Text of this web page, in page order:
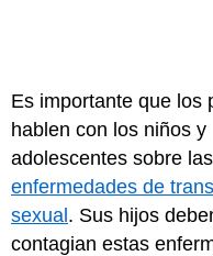
Es importante que los
hablen con los niños y
adolescentes sobre las
enfermedades de
sexual . Sus hijos
contagian estas